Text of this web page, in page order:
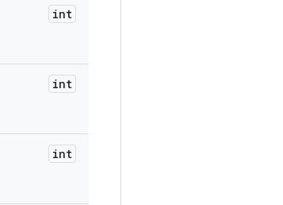
int
int
int